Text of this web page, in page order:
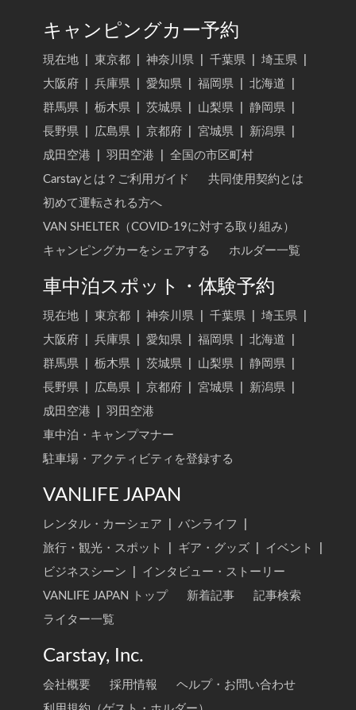
キャンピングカー予約
現在地 東京都 神奈川県 千葉県 埼玉県
大阪府
兵庫県 愛知県 福岡県 北海道
群馬県
栃木県 茨城県 山梨県 静岡県
長野県
広島県 京都府 宮城県 新潟県
成田空港
羽田空港
全国の市区町村
Carstayとは？ご利用ガイド
共同使用契約とは
初めて運転される方へ
VAN SHELTER（COVID-19に対する取り組み）
キャンピングカーをシェアする
ホルダー一覧
車中泊スポット・体験予約
現在地 東京都 神奈川県 千葉県 埼玉県
大阪府
兵庫県 愛知県 福岡県 北海道
群馬県
栃木県 茨城県 山梨県 静岡県
長野県
広島県 京都府 宮城県 新潟県
成田空港
羽田空港
車中泊・キャンプマナー
駐車場・アクティビティを登録する
VANLIFE JAPAN
レンタル・カーシェア バンライフ
旅行・観光・スポット
ギア・グッズ イベント
ビジネスシーン
インタビュー・ストーリー
VANLIFE JAPAN トップ
新着記事
記事検索
ライター一覧
Carstay, Inc.
会社概要 採用情報
ヘルプ・お問い合わせ